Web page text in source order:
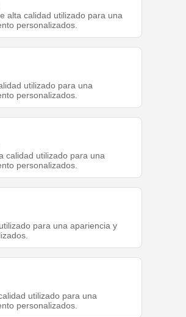
alta calidad utilizado para una
personalizados.
utilizado para una
personalizados.
calidad utilizado para una
personalizados.
para una apariencia y
utilizado para una
personalizados.